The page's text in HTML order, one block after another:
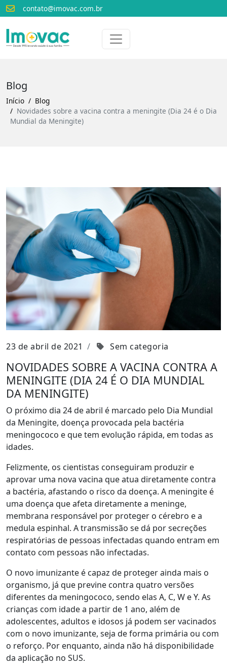
contato@imovac.com.br
Voltar para o início
Blog
Início
Blog
Novidades sobre a vacina contra a meningite (Dia 24 é o Dia
Mundial da Meningite)
23 de abril de 2021 Sem categoria
NOVIDADES SOBRE A VACINA CONTRA A
MENINGITE (DIA 24 É O DIA MUNDIAL
DA MENINGITE)
O próximo dia 24 de abril é marcado pelo Dia Mundial
da Meningite, doença provocada pela bactéria
meningococo e que tem evolução rápida, em todas as
idades.
Felizmente, os cientistas conseguiram produzir e
aprovar uma nova vacina que atua diretamente contra
a bactéria, afastando o risco da doença. A meningite é
uma doença que afeta diretamente a meninge,
membrana responsável por proteger o cérebro e a
medula espinhal. A transmissão se dá por secreções
respiratórias de pessoas infectadas quando entram em
contato com pessoas não infectadas.
O novo imunizante é capaz de proteger ainda mais o
organismo, já que previne contra quatro versões
diferentes da meningococo, sendo elas A, C, W e Y. As
crianças com idade a partir de 1 ano, além de
adolescentes, adultos e idosos já podem ser vacinados
com o novo imunizante, seja de forma primária ou com
o reforço. Por enquanto, ainda não há disponibilidade
da aplicação no SUS.